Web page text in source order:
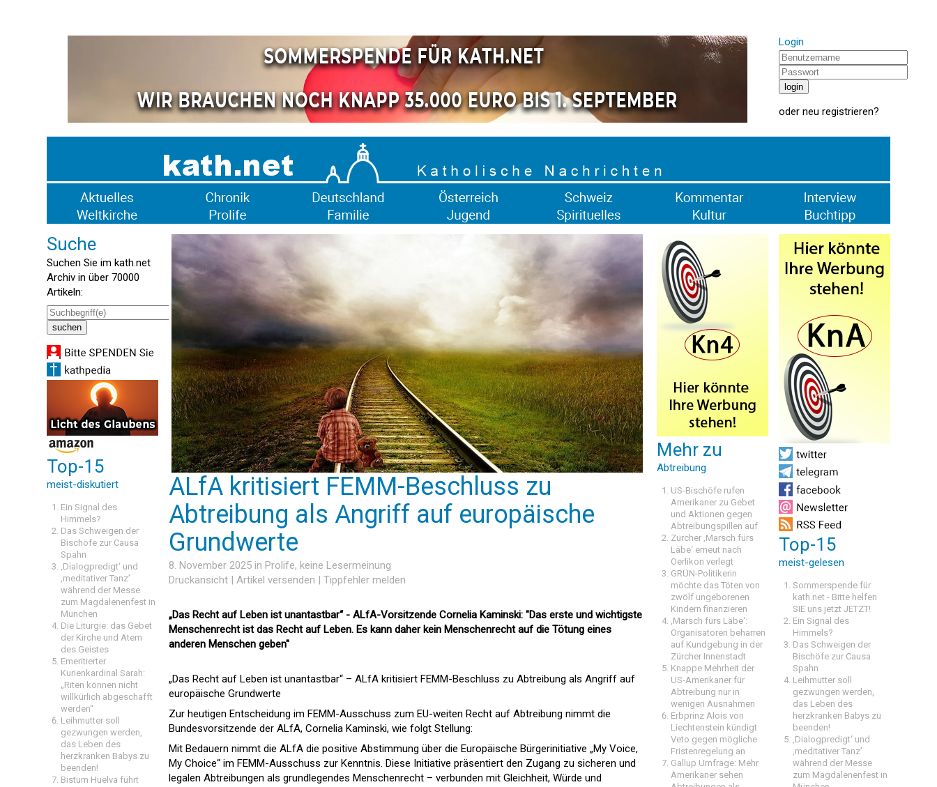
Login
oder neu registrieren?
Suche
Suchen Sie im kath.net
Archiv in über 70000
Artikeln:
Top-15
meist-diskutiert
Ein Signal des
Himmels?
Das Schweigen der
Bischöfe zur Causa
Spahn
‚Dialogpredigt‘ und
‚meditativer Tanz’
während der Messe
zum Magdalenenfest in
München
Die Liturgie: das Gebet
der Kirche und Atem
des Geistes
Emeritierter
Kurienkardinal Sarah:
„Riten können nicht
willkürlich abgeschafft
werden“
Leihmutter soll
gezwungen werden,
das Leben des
herzkranken Babys zu
beenden!
Bistum Huelva führt
ALfA kritisiert FEMM-Beschluss zu
Abtreibung als Angriff auf europäische
Grundwerte
8. November 2025 in Prolife, keine Lesermeinung
Druckansicht | Artikel versenden | Tippfehler melden
„Das Recht auf Leben ist unantastbar“ - ALfA-Vorsitzende Cornelia Kaminski: "Das erste und wichtigste
Menschenrecht ist das Recht auf Leben. Es kann daher kein Menschenrecht auf die Tötung eines
anderen Menschen geben"
„Das Recht auf Leben ist unantastbar“ – ALfA kritisiert FEMM-Beschluss zu Abtreibung als Angriff auf
europäische Grundwerte
Zur heutigen Entscheidung im FEMM-Ausschuss zum EU-weiten Recht auf Abtreibung nimmt die
Bundesvorsitzende der ALfA, Cornelia Kaminski, wie folgt Stellung:
Mit Bedauern nimmt die ALfA die positive Abstimmung über die Europäische Bürgerinitiative „My Voice,
My Choice“ im FEMM-Ausschuss zur Kenntnis. Diese Initiative präsentiert den Zugang zu sicheren und
legalen Abtreibungen als grundlegendes Menschenrecht – verbunden mit Gleichheit, Würde und
Mehr zu
Abtreibung
US-Bischöfe rufen
Amerikaner zu Gebet
und Aktionen gegen
Abtreibungspillen auf
Zürcher ‚Marsch fürs
Läbe‘ erneut nach
Oerlikon verlegt
GRÜN-Politikerin
möchte das Töten von
zwölf ungeborenen
Kindern finanzieren
‚Marsch fürs Läbe‘:
Organisatoren beharren
auf Kundgebung in der
Zürcher Innenstadt
Knappe Mehrheit der
US-Amerikaner für
Abtreibung nur in
wenigen Ausnahmen
Erbprinz Alois von
Liechtenstein kündigt
Veto gegen mögliche
Fristenregelung an
Gallup Umfrage: Mehr
Amerikaner sehen
Top-15
meist-gelesen
Sommerspende für
kath.net - Bitte helfen
SIE uns jetzt JETZT!
Ein Signal des
Himmels?
Das Schweigen der
Bischöfe zur Causa
Spahn
Leihmutter soll
gezwungen werden,
das Leben des
herzkranken Babys zu
beenden!
‚Dialogpredigt‘ und
‚meditativer Tanz’
während der Messe
zum Magdalenenfest in